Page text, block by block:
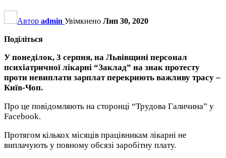
Автор admin Увімкнено Лип 30, 2020
Поділіться
У понеділок, 3 серпня, на Львівщині персонал
психіатричної лікарні “Заклад” на знак протесту
проти невиплати зарплат перекриють важливу трасу –
Київ-Чоп.
Про це повідомляють на сторонці “Трудова Галичина” у
Facebook.
Протягом кількох місяців працівникам лікарні не
виплачують у повному обсязі заробітну плату.